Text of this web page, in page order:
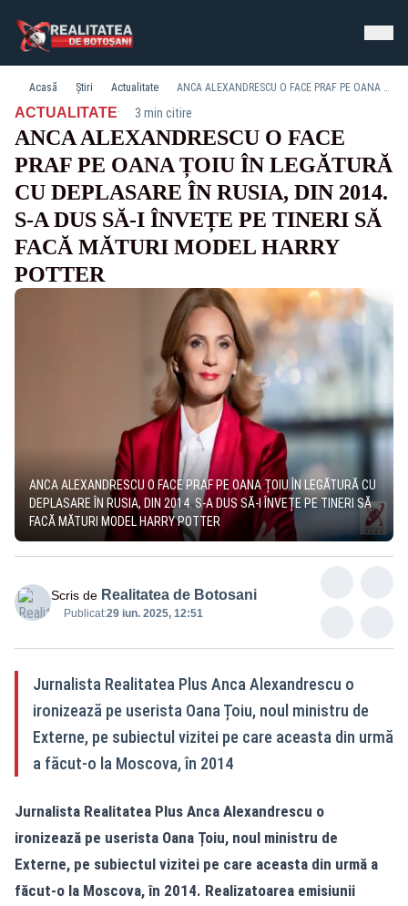
Acasă Știri Actualitate ANCA ALEXANDRESCU O FACE PRAF PE OANA ȚOIU ÎN LEGĂTURĂ CU DEPLASARE ÎN RUSIA, DIN 2014. S-A DUS SĂ-I ÎNVEȚE PE TINERI SĂ FACĂ MĂTURI MODEL HARRY POTTER
ACTUALITATE· 3 min citire
ANCA ALEXANDRESCU O FACE
PRAF PE OANA ȚOIU ÎN LEGĂTURĂ
CU DEPLASARE ÎN RUSIA, DIN 2014.
S-A DUS SĂ-I ÎNVEȚE PE TINERI SĂ
FACĂ MĂTURI MODEL HARRY
POTTER
ANCA ALEXANDRESCU O FACE PRAF PE OANA ȚOIU ÎN LEGĂTURĂ CU
DEPLASARE ÎN RUSIA, DIN 2014. S-A DUS SĂ-I ÎNVEȚE PE TINERI SĂ
FACĂ MĂTURI MODEL HARRY POTTER
Scris de Realitatea de Botosani
Publicat:29 iun. 2025, 12:51
Jurnalista Realitatea Plus Anca Alexandrescu o
ironizează pe userista Oana Țoiu, noul ministru de
Externe, pe subiectul vizitei pe care aceasta din urmă
a făcut-o la Moscova, în 2014
Jurnalista Realitatea Plus Anca Alexandrescu o
ironizează pe userista Oana Țoiu, noul ministru de
Externe, pe subiectul vizitei pe care aceasta din urmă a
făcut-o la Moscova, în 2014. Realizatoarea emisiunii